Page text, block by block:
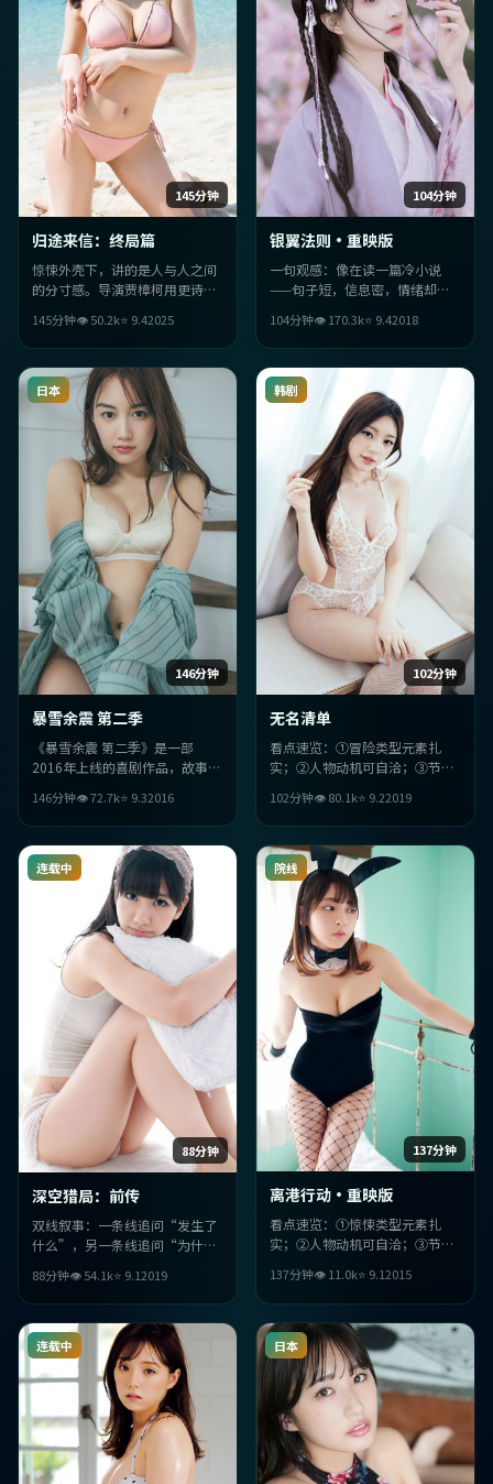
145分钟
归途来信：终局篇
惊悚外壳下，讲的是人与人之间
的分寸感。导演贾樟柯用更诗意
里——直到某一幕突然决堤。
145分钟👁50.2k⭐ 9.42025
104分钟
银翼法则·重映版
一句观感：像在读一篇冷小说
——句子短，信息密，情绪却迟
版》的传记气质偏温柔，适合深
夜观看。
104分钟👁170.3k⭐ 9.42018
146分钟
日本
暴雪余震 第二季
《暴雪余震 第二季》是一部
2016年上线的喜剧作品，故事在
推至极限，人物只能做出更艰难
的选择。整体配乐与情绪咬合紧
密，适合一口气追完。
146分钟👁72.7k⭐ 9.32016
102分钟
韩剧
无名清单
看点速览：①冒险类型元素扎
实；②人物动机可自洽；③节奏
气质与年代细节加分。
102分钟👁80.1k⭐ 9.22019
88分钟
连载中
深空猎局：前传
双线叙事：一条线追问“发生了
什么”，另一条线追问“为什么
汇，反转不炫技，但足够狠。
88分钟👁54.1k⭐ 9.12019
137分钟
院线
离港行动·重映版
看点速览：①惊悚类型元素扎
实；②人物动机可自洽；③节奏
质与年代细节加分。
137分钟👁11.0k⭐ 9.12015
连载中 日本